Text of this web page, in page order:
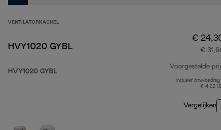
VENTILATORKACHEL
HVY1020 GYBL
HVY1020 GYBL
€
€
Voorgestelde
Inclusief btw-bedrag
€ 4,22
Vergelijken